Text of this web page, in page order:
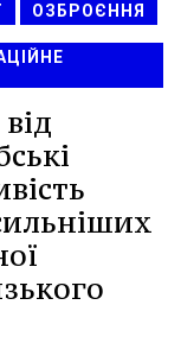
ОЗБРОЄННЯ